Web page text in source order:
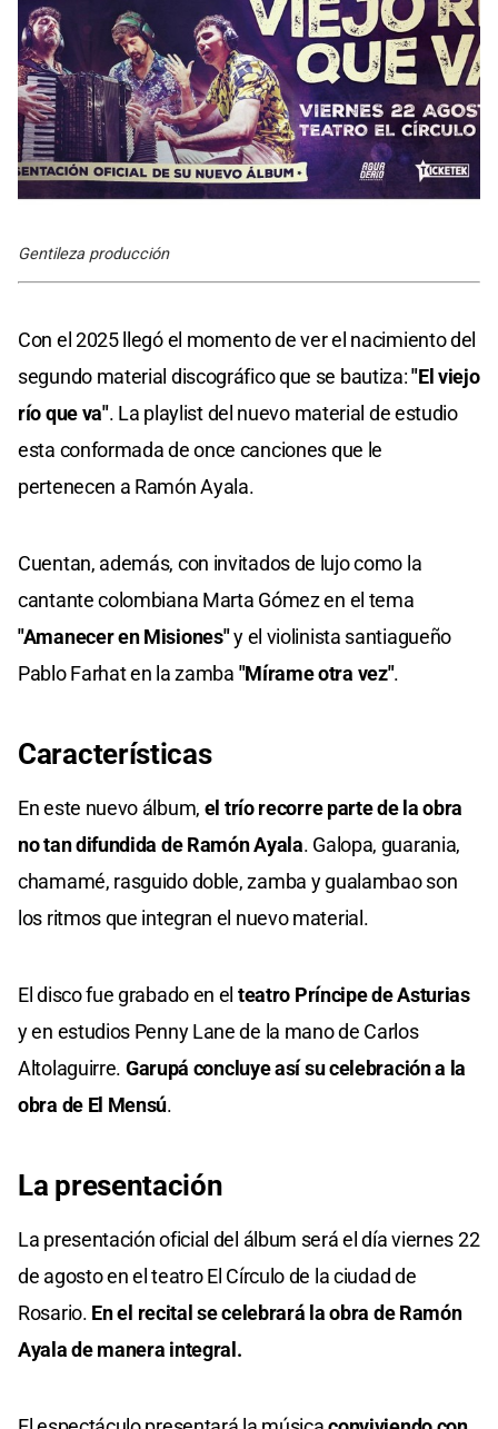
Gentileza producción
Con el 2025 llegó el momento de ver el nacimiento del
segundo material discográfico que se bautiza:"El viejo
río que va". La playlist del nuevo material de estudio
esta conformada de once canciones que le
pertenecen a Ramón Ayala.
Cuentan, además, con invitados de lujo como la
cantante colombiana Marta Gómez en el tema
"Amanecer en Misiones"y el violinista santiagueño
Pablo Farhat en la zamba "Mírame otra vez".
Características
En este nuevo álbum, el trío recorre parte de la obra
no tan difundida de Ramón Ayala. Galopa, guarania,
chamamé, rasguido doble, zamba y gualambao son
los ritmos que integran el nuevo material.
El disco fue grabado en el teatro Príncipe de Asturias
y en estudios Penny Lane de la mano de Carlos
Altolaguirre. Garupá concluye así su celebración a la
obra de El Mensú.
La presentación
La presentación oficial del álbum será el día viernes 22
de agosto en el teatro El Círculo de la ciudad de
Rosario. En el recital se celebrará la obra de Ramón
Ayala de manera integral.